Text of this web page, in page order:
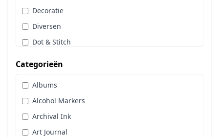
Decoratie
Diversen
Dot & Stitch
Sale
Stans, Embos & Stencils
Stempels
Workshoppakket
Categorieën
Albums
Alcohol Markers
Archival Ink
Art Journal